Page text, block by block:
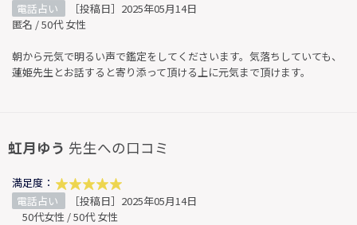
電話占い
［投稿日］2025年05月14日
匿名 / 50代 女性
朝から元気で明るい声で鑑定をしてくださいます。気落ちしていても、
蓮姫先生とお話すると寄り添って頂ける上に元気まで頂けます。
虹月ゆう 先生への口コミ
満足度：
電話占い
［投稿日］2025年05月14日
50代女性 / 50代 女性